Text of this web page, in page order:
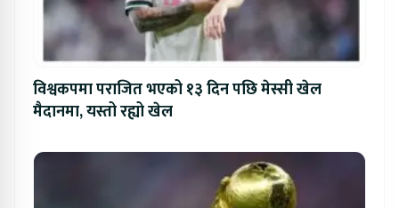
विश्वकपमा पराजित भएको १३ दिन पछि मेस्सी खेल
मैदानमा, यस्तो रह्यो खेल